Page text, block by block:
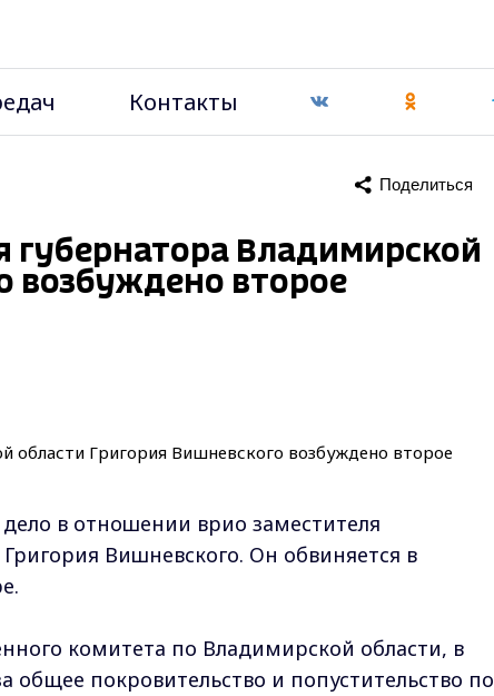
Контакты
Поделиться
губернатора Владимирской
возбуждено второе
в отношении врио заместителя
Вишневского. Он обвиняется в
комитета по Владимирской области, в
общее покровительство и попустительство по